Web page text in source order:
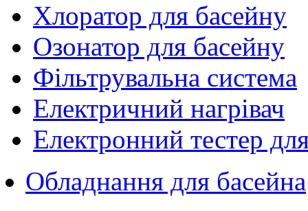
Хлоратор для басейну
Озонатор для басейну
Фільтрувальна система
Електричний нагрівач
Електронний тестер
Обладнання для басейна